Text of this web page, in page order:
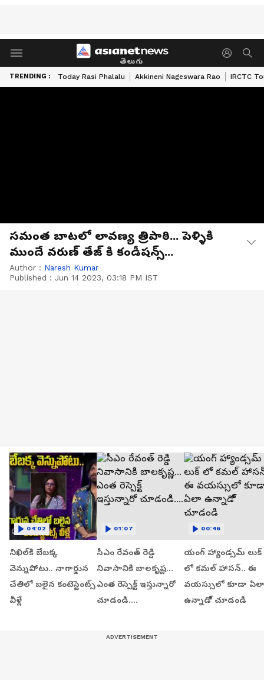
తెలుగు
TRENDING : Today Rasi Phalalu Akkineni Nageswara Rao IRCTC
సమంత బాటలో లావణ్య త్రిపాఠి... పెళ్ళికి
ముందే వరుణ్ తేజ్ కి కండీషన్స్...
Author : Naresh Kumar
Published : Jun 14 2023, 03:18 PM IST
నిఖిల్‌కి బేబక్క
వెన్నుపోటు.. నాగార్జున
చేతిలో బలైన కంటెస్టెంట్స్
వీళ్లే
04:02
సీఎం రేవంత్ రెడ్డి
నివాసానికి బాలకృష్ణ...
ఎంత రెస్పెక్ట్ ఇస్తున్నారో
చూడండి....
01:07
యంగ్ హ్యాండ్సమ్ లుక్
లో కమల్ హాసన్.. ఈ
వయస్సులో కూడా
ఉన్నాడో్ చూడండి
00:46